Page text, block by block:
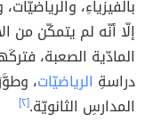
بالفيزياءِ،
إلّا أنّه لم يتمكّن من
المادّية الصعبة،
دراسةِ الرياضيّات،
المدارسِ الثانويّة.[٢]